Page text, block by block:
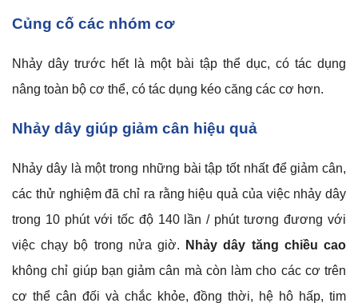
Củng cố các nhóm cơ
Nhảy dây trước hết là một bài tập thể dục, có tác dụng
nâng toàn bộ cơ thể, có tác dụng kéo căng các cơ hơn.
Nhảy dây giúp giảm cân hiệu quả
Nhảy dây là một trong những bài tập tốt nhất để giảm cân,
các thử nghiệm đã chỉ ra rằng hiệu quả của việc nhảy dây
trong 10 phút với tốc độ 140 lần / phút tương đương với
việc chạy bộ trong nửa giờ.
Nhảy dây tăng chiều cao
không chỉ giúp bạn giảm cân mà còn làm cho các cơ trên
cơ thể cân đối và chắc khỏe, đồng thời, hệ hô hấp, tim